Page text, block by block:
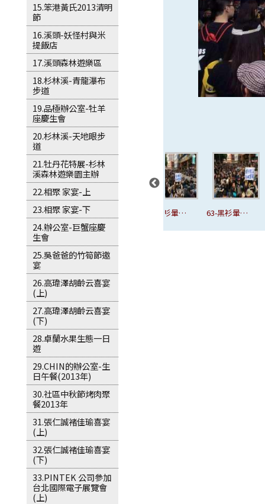
15.笨港黃氏2013清明
節
16.溪頭-妖怪村與米
提飯店
17.溪頭森林遊樂區
18.杉林溪-青龍瀑布
步道
19.品極辦公室-牡羊
座慶生會
20.杉林溪-天地眼步
道
21.牡丹花特展-杉林
溪森林遊樂園主辦
22.相聚 家宴-上
23.相聚 家宴-下
24.辦公室-巨蟹座慶
生會
25.吳爸爸的竹筍節邀
宴
26.高瑋澤胡齡云喜宴
(上)
27.高瑋澤胡齡云喜宴
(下)
28.卓蘭水果生態一日
遊
29.CHIN的辦公室-生
日午餐(2013年)
30.社區中秋節烤肉聚
餐2013年
31.張仁誠褚佳瑜喜宴
(上)
32.張仁誠褚佳瑜喜宴
(下)
33.PINTEK 公司參加
台北國際電子展覽會
(上)
60-黑衫暈靜
坐日
61-黑衫暈靜
坐日
62-黑衫暈靜
63-黑衫暈靜